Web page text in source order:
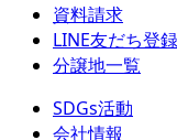
資料請求
LINE友だち登録
分譲地一覧
SDGs活動
会社情報